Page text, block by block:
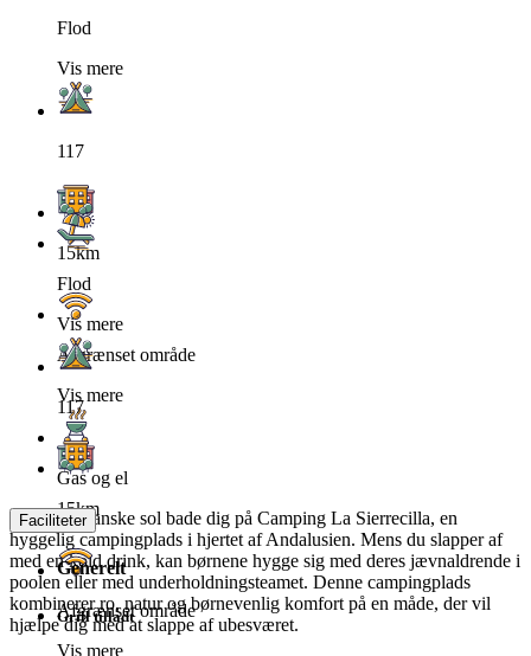
Flod
Vis mere
117
15km
Afgrænset område
Vis mere
Gas og el
Lad den spanske sol bade dig på Camping La Sierrecilla, en
hyggelig campingplads i hjertet af Andalusien. Mens du slapper af
med en kold drink, kan børnene hygge sig med deres jævnaldrende i
poolen eller med underholdningsteamet. Denne campingplads
kombinerer ro, natur og børnevenlig komfort på en måde, der vil
hjælpe dig med at slappe af ubesværet.
Flod
Vis mere
117
15km
Afgrænset område
Vis mere
Faciliteter
Generelt
Grill tilladt